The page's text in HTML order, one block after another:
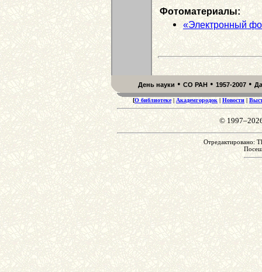
Фотоматериалы:
«Электронный
День науки • СО РАН • 1957-2007 •
[О библиотеке| Академгородок| Новости |
©
Отредактировано: